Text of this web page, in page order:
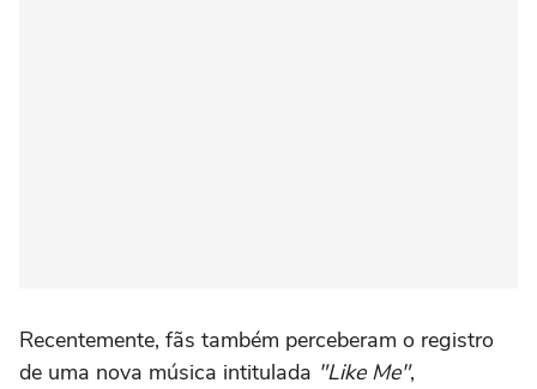
Recentemente, fãs também perceberam o registro
de uma nova música intitulada "Like Me",